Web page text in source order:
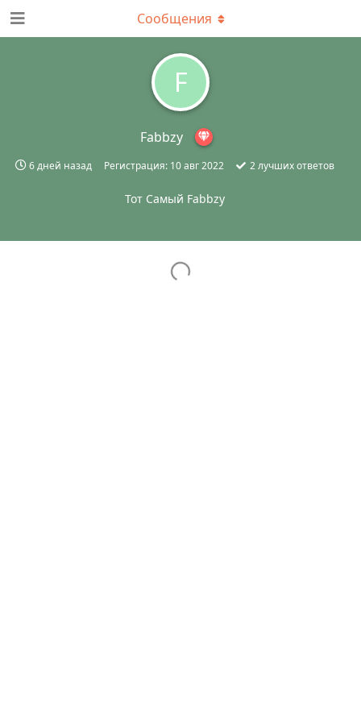
F
Fаbbzy
6 дней назад Регистрация: 10 авг 2022 2лучших ответов
Тот Самый Fabbzy
Сообщения